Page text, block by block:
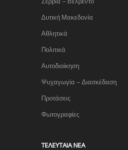
Δυτική Μακεδονία
Αθλητικά
Πολιτικά
Αυτοδιοίκηση
Ψυχαγωγία – Διασκέδαση
Προτάσεις
Φωτογραφίες
TΕΛΕΥΤΑΊΑ ΝΈΑ